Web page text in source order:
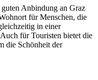
Anbindung an Graz
für Menschen, die
in einer
für Touristen bietet die
die Schönheit der